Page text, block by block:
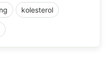
kolesterol